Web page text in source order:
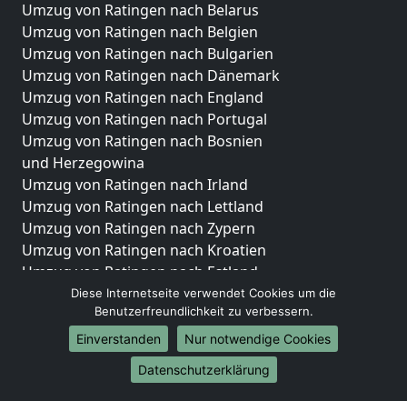
Umzug von Ratingen nach Belarus
Umzug von Ratingen nach Belgien
Umzug von Ratingen nach Bulgarien
Umzug von Ratingen nach Dänemark
Umzug von Ratingen nach England
Umzug von Ratingen nach Portugal
Umzug von Ratingen nach Bosnien
und Herzegowina
Umzug von Ratingen nach Irland
Umzug von Ratingen nach Lettland
Umzug von Ratingen nach Zypern
Umzug von Ratingen nach Kroatien
Umzug von Ratingen nach Estland
Umzug von Ratingen nach Finnland
Umzug von Ratingen nach Frankreich
Umzug von Ratingen nach Griechenland
Umzug von Ratingen nach Italien
Umzug von Ratingen nach Liechtenstein
Diese Internetseite verwendet Cookies um die
Benutzerfreundlichkeit zu verbessern.
Einverstanden
Nur notwendige Cookies
Datenschutzerklärung